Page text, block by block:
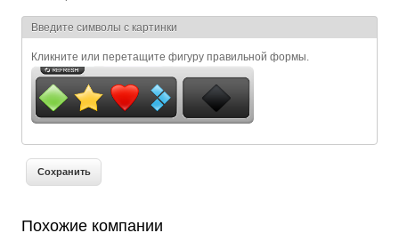
Я спамер
Введите символы с картинки
Кликните или перетащите фигуру правильной формы.
Похожие компании